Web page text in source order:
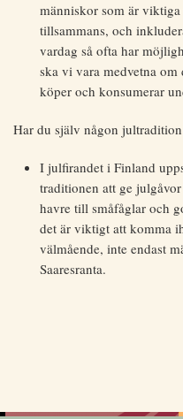
människor som är
tillsammans, och
vardag så ofta har
ska vi vara medvetna
köper och konsumerar
Har du själv någon
I julfirandet i Finland
traditionen att ge
havre till småfåglar och
det är viktigt att komma
välmående, inte endast
Saaresranta.